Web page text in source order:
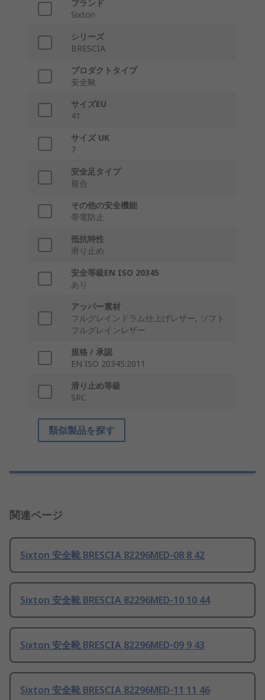
ブランド
Sixton
シリーズ
BRESCIA
プロダクトタイプ
安全靴
サイズEU
41
サイズ UK
7
安全足タイプ
複合
その他の安全機能
帯電防止
抵抗特性
滑り止め
安全等級EN ISO 20345
あり
アッパー素材
フルグレインドラム仕上げレザー, ソフト
フルグレインレザー
規格 / 承認
EN ISO 20345:2011
滑り止め等級
SRC
類似製品を探す
関連ページ
Sixton 安全靴 BRESCIA 82296MED-08 8 42
Sixton 安全靴 BRESCIA 82296MED-10 10 44
Sixton 安全靴 BRESCIA 82296MED-09 9 43
Sixton 安全靴 BRESCIA 82296MED-11 11 46